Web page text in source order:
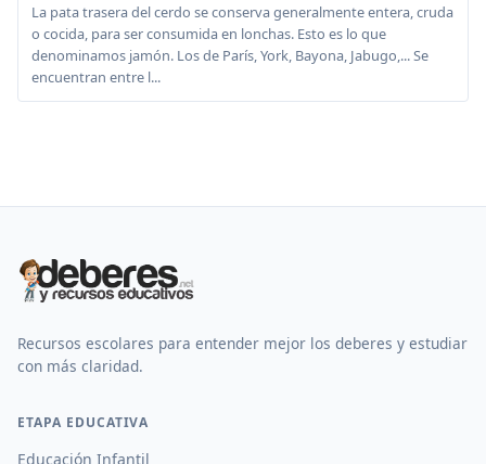
La pata trasera del cerdo se conserva generalmente entera, cruda
o cocida, para ser consumida en lonchas. Esto es lo que
denominamos jamón. Los de París, York, Bayona, Jabugo,... Se
encuentran entre l...
Recursos escolares para entender mejor los deberes y estudiar
con más claridad.
ETAPA EDUCATIVA
Educación Infantil